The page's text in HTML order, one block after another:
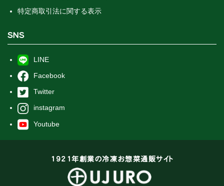
特定商取引法に関する表示
SNS
LINE
Facebook
Twitter
instagram
Youtube
1921年創業の冷凍お惣菜通販サイト